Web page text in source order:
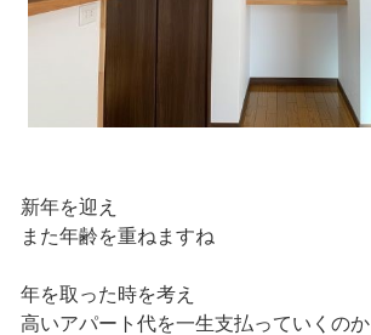
新年を迎え
また年齢を重ねますね
年を取った時を考え
高いアパート代を一生支払っていくのか